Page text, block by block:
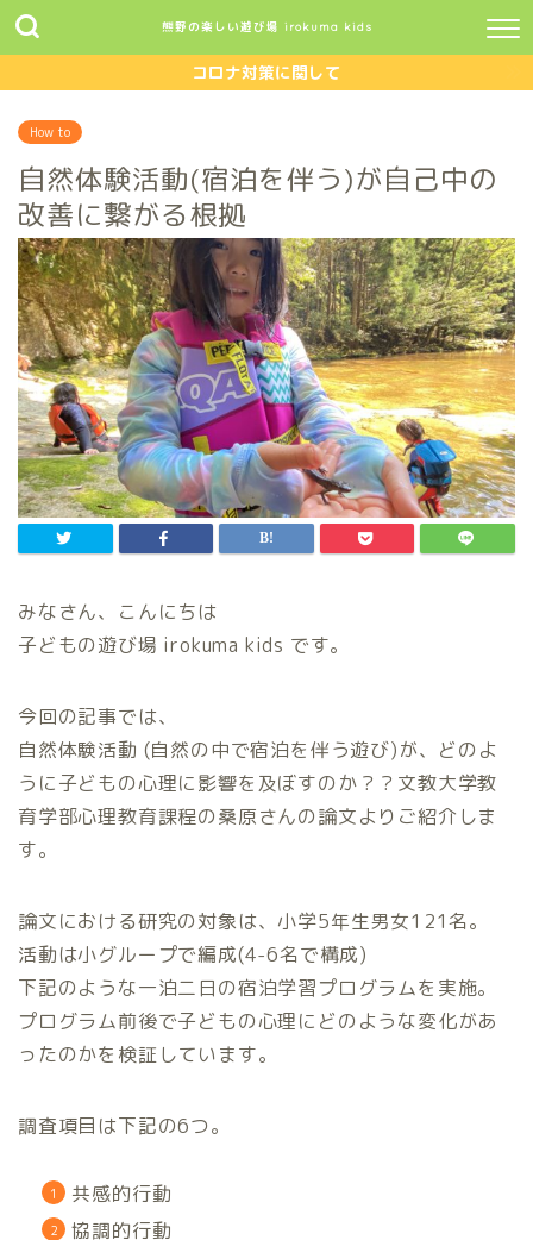
熊野の楽しい遊び場 irokuma kids
コロナ対策に関して
How to
自然体験活動(宿泊を伴う)が自己中の
改善に繋がる根拠
みなさん、こんにちは
子どもの遊び場 irokuma kids です。
今回の記事では、
自然体験活動 (自然の中で宿泊を伴う遊び)が、どのよ
うに子どもの心理に影響を及ぼすのか？？文教大学教
育学部心理教育課程の桑原さんの論文よりご紹介しま
す。
論文における研究の対象は、小学5年生男女121名。
活動は小グループで編成(4-6名で構成)
下記のような一泊二日の宿泊学習プログラムを実施。
プログラム前後で子どもの心理にどのような変化があ
ったのかを検証しています。
調査項目は下記の6つ。
共感的行動
協調的行動